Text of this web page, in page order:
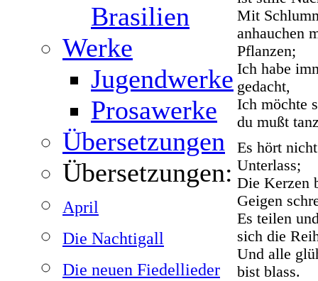
Brasilien
Werke
Jugendwerke
Prosawerke
Übersetzungen
Übersetzungen:
April
Die Nachtigall
Die neuen Fiedellieder
Mit
anhauchen
Pflanzen;
Ich habe
gedacht,
Ich möchte
du mußt
Es hört
Unterlass;
Die Kerzen
Geigen
Es teilen
sich die
Und alle
bist blass.